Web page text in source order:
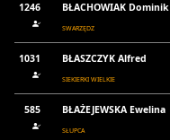
1246 BŁACHOWIAK Dominik
SWARZĘDZ
1031 BŁASZCZYK Alfred
SIEKIERKI WIELKIE
585 BŁAŻEJEWSKA Ewelina
SŁUPCA